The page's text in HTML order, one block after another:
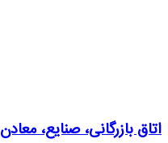
اتاق بازرگانی، صنایع،